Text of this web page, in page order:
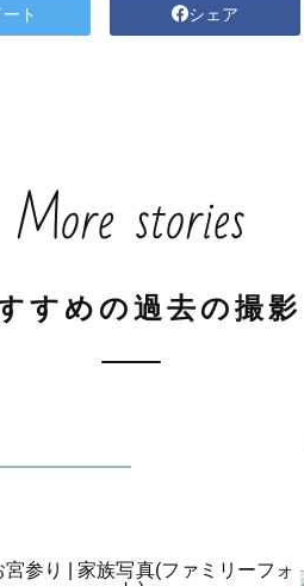
ト シェア
More stories
すめの過去の撮影